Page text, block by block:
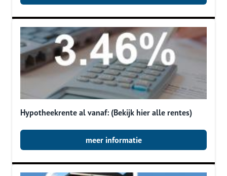
Hypotheekrente al vanaf: (Bekijk hier alle rentes)
meer informatie